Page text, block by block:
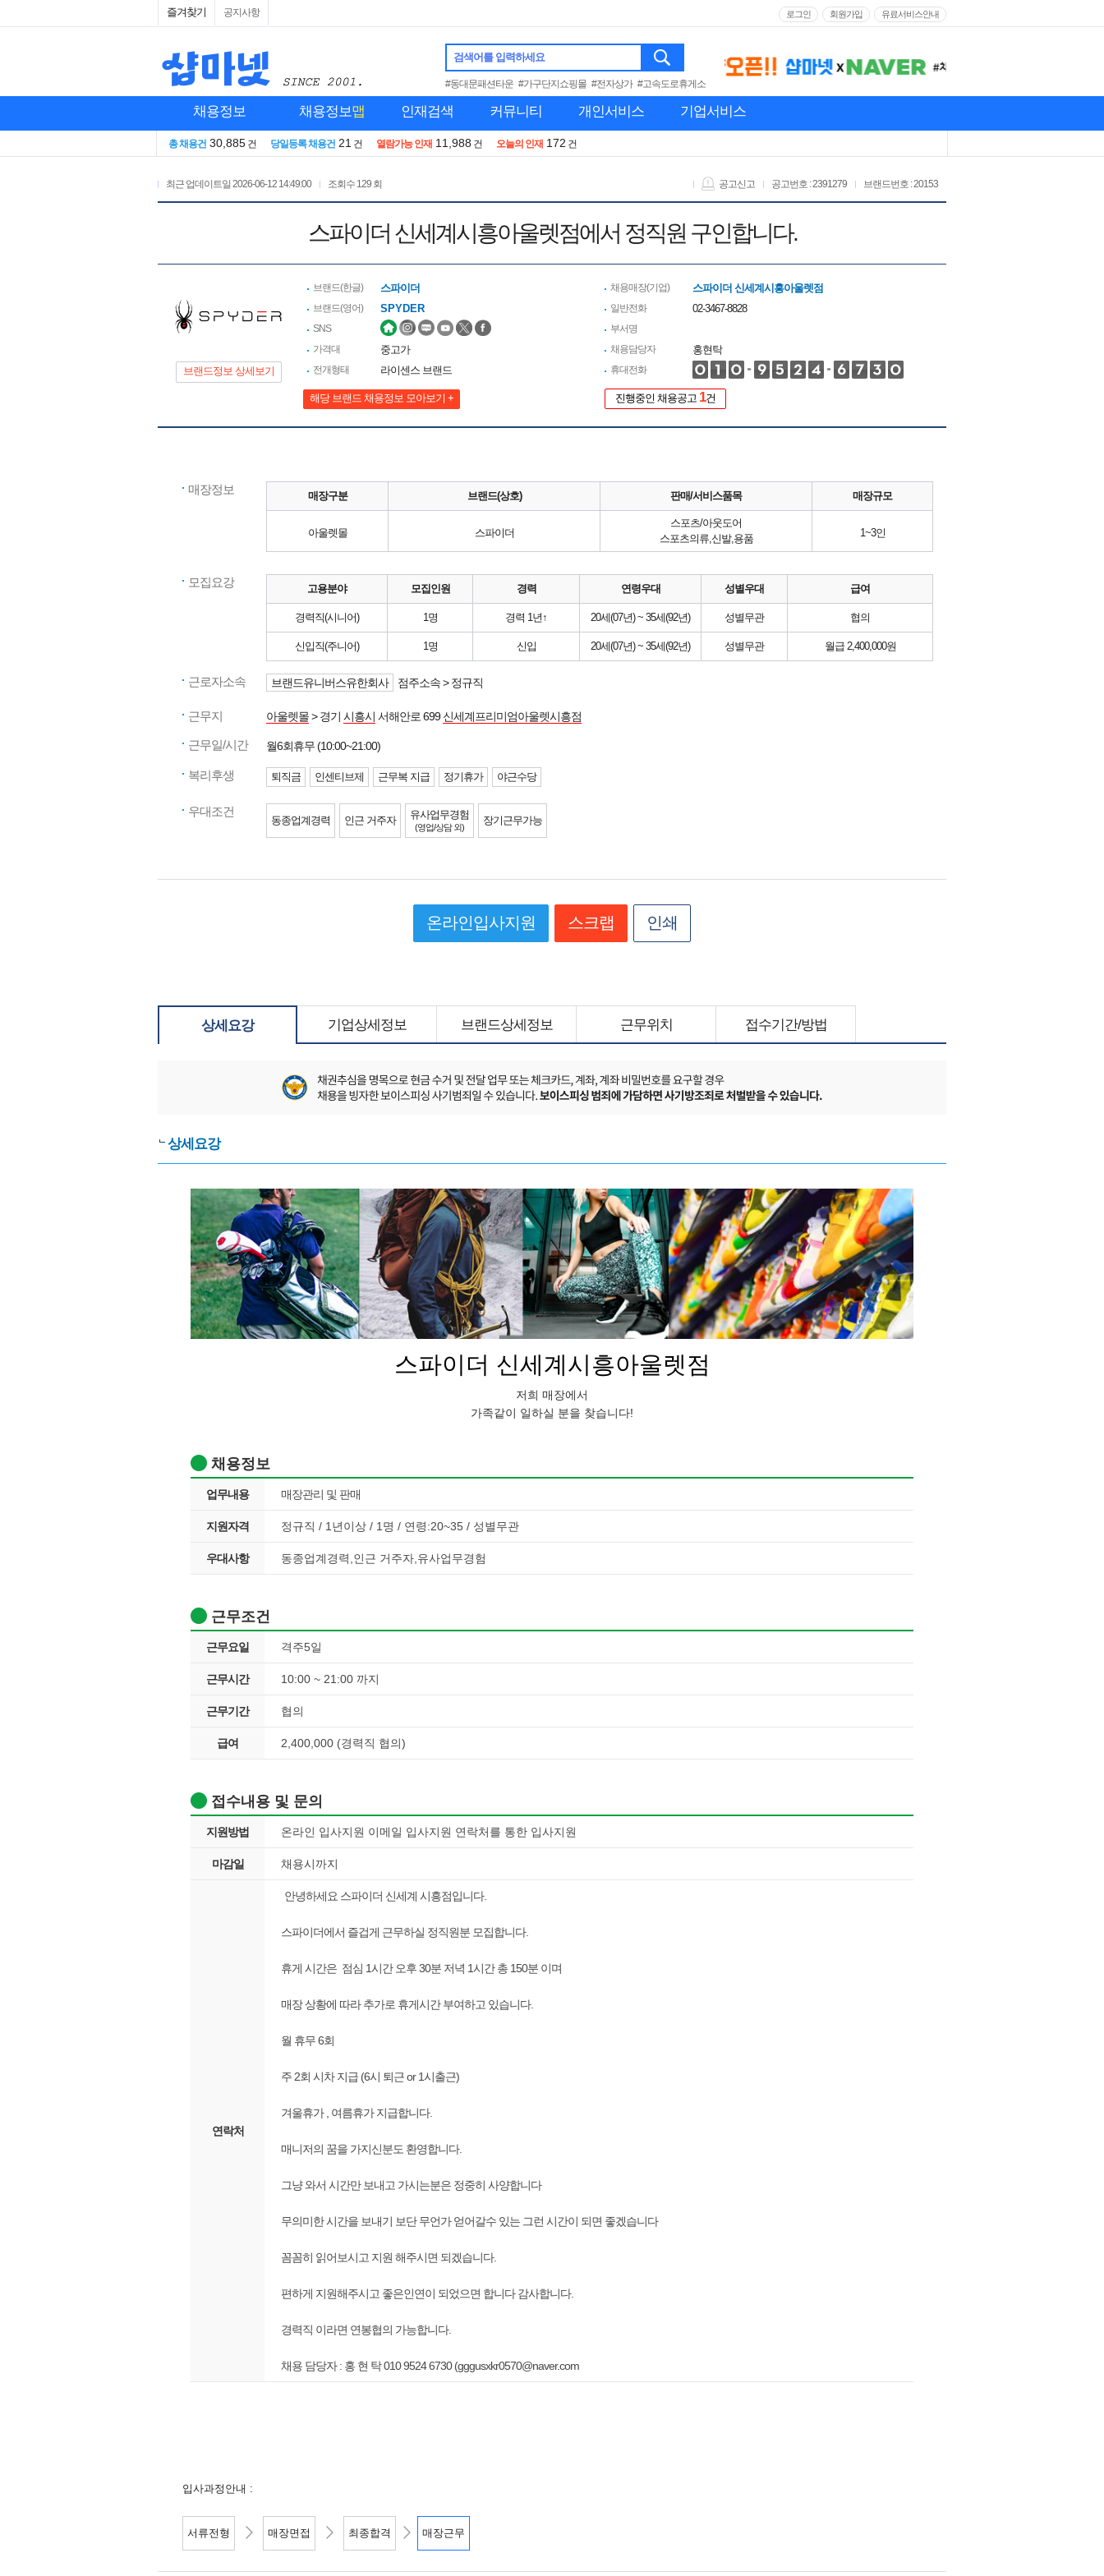
즐겨찾기 공지사항 로그인 회원가입 유료서비스안내
검색어를 입력하세요
#동대문패션타운 #가구단지쇼핑몰 #전자상가 #고속도로휴게소
채용정보 채용정보맵 인재검색 커뮤니티 개인서비스 기업서비스
총 채용건 30,885 건 당일등록 채용건 21 건 열람가능 인재 11,988 건 오늘의 인재 172 건
최근 업데이트일 2026-06-12 14:49:00 조회수 129 회 브랜드번호 : 20153
공고번호 : 2391279
공고신고
스파이더 신세계시흥아울렛점에서 정직원 구인합니다.
브랜드정보 상세보기
브랜드(한글) 스파이더
브랜드(영어) SPYDER
SNS
가격대
중고가
전개형태 라이센스 브랜드
해당 브랜드 채용정보 모아보기 +
채용매장(기업) 스파이더 신세계시흥아울렛점
일반전화 02-3467-8828
부서명
채용담당자
홍현탁
휴대전화
진행중인 채용공고 1건
매장정보 매장구분 브랜드(상호) 판매/서비스품목 매장규모
아울렛몰 스파이더
스포츠/아웃도어
스포츠의류,신발,용품
1~3인
모집요강 고용분야 모집인원 경력 연령우대 성별우대 급여
경력직(시니어) 1명 경력 1년↑ 20세(07년) ~ 35세(92년) 성별무관 협의
신입직(주니어) 1명 신입 20세(07년) ~ 35세(92년) 성별무관 월급 2,400,000원
근로자소속 브랜드유니버스유한회사 점주소속 > 정규직
근무지 아울렛몰> 경기 시흥시 서해안로 699신세계프리미엄아울렛시흥점
근무일/시간 월6회휴무 (10:00~21:00)
복리후생 퇴직금 인센티브제 근무복 지급 정기휴가 야근수당
우대조건
동종업계경력 인근 거주자 유사업무경험
(영업/상담 외)
장기근무가능
온라인입사지원 스크랩 인쇄
상세요강 기업상세정보 브랜드상세정보 근무위치 접수기간/방법
상세요강
스파이더 신세계시흥아울렛점
저희 매장에서
가족같이 일하실 분을 찾습니다!
채용정보
업무내용 매장관리 및 판매
지원자격 정규직 / 1년이상 / 1명 / 연령:20~35 / 성별무관
우대사항 동종업계경력,인근 거주자,유사업무경험
근무조건
근무요일 격주5일
근무시간 10:00 ~ 21:00 까지
근무기간 협의
급여 2,400,000 (경력직 협의)
접수내용 및 문의
지원방법 온라인 입사지원 이메일 입사지원 연락처를 통한 입사지원
마감일 채용시까지
연락처
안녕하세요 스파이더 신세계 시흥점입니다.
스파이더에서 즐겁게 근무하실 정직원분 모집합니다.
휴게 시간은 점심 1시간 오후 30분 저녁 1시간 총 150분 이며
매장 상황에 따라 추가로 휴게시간 부여하고 있습니다.
월 휴무 6회
주 2회 시차 지급 (6시 퇴근 or 1시출근)
겨울휴가 , 여름휴가 지급합니다.
매니저의 꿈을 가지신분도 환영합니다.
그냥 와서 시간만 보내고 가시는분은 정중히 사양합니다
무의미한 시간을 보내기 보단 무언가 얻어갈수 있는 그런 시간이 되면 좋겠습니다
꼼꼼히 읽어보시고 지원 해주시면 되겠습니다.
편하게 지원해주시고 좋은인연이 되었으면 합니다 감사합니다.
경력직 이라면 연봉협의 가능합니다.
채용 담당자 : 홍 현 탁 010 9524 6730 (gggusxkr0570@naver.com
입사과정안내 :
서류전형 매장면접 최종합격 매장근무